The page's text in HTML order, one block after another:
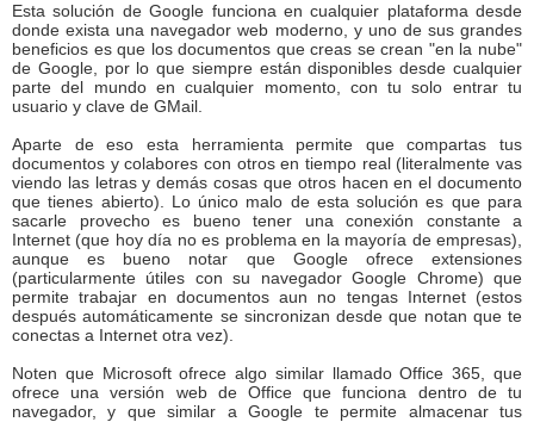
Esta solución de Google funciona en cualquier plataforma desde
donde exista una navegador web moderno, y uno de sus grandes
beneficios es que los documentos que creas se crean "en la nube"
de Google, por lo que siempre están disponibles desde cualquier
parte del mundo en cualquier momento, con tu solo entrar tu
usuario y clave de GMail.
Aparte de eso esta herramienta permite que compartas tus
documentos y colabores con otros en tiempo real (literalmente vas
viendo las letras y demás cosas que otros hacen en el documento
que tienes abierto). Lo único malo de esta solución es que para
sacarle provecho es bueno tener una conexión constante a
Internet (que hoy día no es problema en la mayoría de empresas),
aunque es bueno notar que Google ofrece extensiones
(particularmente útiles con su navegador Google Chrome) que
permite trabajar en documentos aun no tengas Internet (estos
después automáticamente se sincronizan desde que notan que te
conectas a Internet otra vez).
Noten que Microsoft ofrece algo similar llamado Office 365, que
ofrece una versión web de Office que funciona dentro de tu
navegador, y que similar a Google te permite almacenar tus